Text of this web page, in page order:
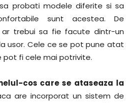
probati modele diferite si sa
sunt acestea. De
ar trebui sa fie facute dintr-un
usor. Cele ce se pot pune atat
pot fi cele mai potrivite.
cos care se ataseaza la
are incorporat un sistem de